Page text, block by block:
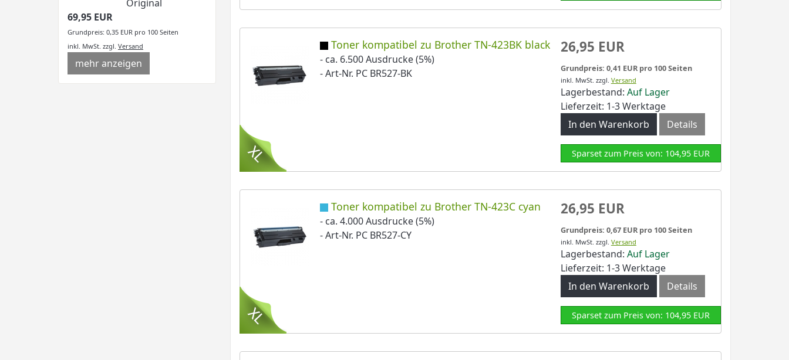
Original
69,95 EUR
Grundpreis: 0,35 EUR pro 100 Seiten
inkl. MwSt. zzgl. Versand
mehr anzeigen
Toner kompatibel zu Brother TN-423BK black
- ca. 6.500 Ausdrucke (5%)
- Art-Nr. PC BR527-BK
26,95 EUR
Grundpreis: 0,41 EUR pro 100 Seiten
inkl. MwSt. zzgl. Versand
Lagerbestand: Auf Lager
Lieferzeit: 1-3 Werktage
In den Warenkorb
Details
Sparset zum Preis von: 104,95 EUR
Toner kompatibel zu Brother TN-423C cyan
- ca. 4.000 Ausdrucke (5%)
- Art-Nr. PC BR527-CY
26,95 EUR
Grundpreis: 0,67 EUR pro 100 Seiten
inkl. MwSt. zzgl. Versand
Lagerbestand: Auf Lager
Lieferzeit: 1-3 Werktage
In den Warenkorb
Details
Sparset zum Preis von: 104,95 EUR